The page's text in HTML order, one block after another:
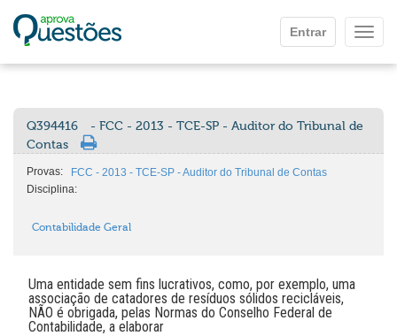
Entrar
Q394416
- FCC - 2013 - TCE-SP - Auditor do Tribunal de
Contas
Provas:
FCC - 2013 - TCE-SP - Auditor do Tribunal de Contas
Disciplina:
Contabilidade Geral
Uma entidade sem fins lucrativos, como, por exemplo, uma
associação de catadores de resíduos sólidos recicláveis,
NÃO é obrigada, pelas Normas do Conselho Federal de
Contabilidade, a elaborar